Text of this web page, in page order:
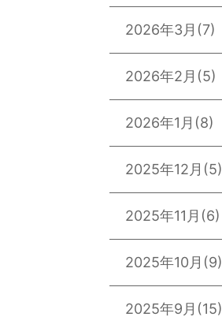
2026年3月 (7)
2026年2月 (5)
2026年1月 (8)
2025年12月 (5)
2025年11月 (6)
2025年10月 (9)
2025年9月 (15)